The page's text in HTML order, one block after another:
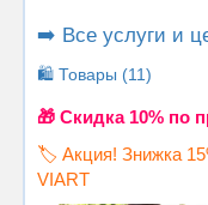
➡️ Все услуги и
🛍️ Товары (11)
🎁 Cкидка 10% по
🏷️ Акция! Знижка
VIART